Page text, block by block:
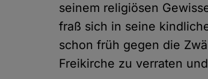
seinem religiösen
fraß sich in seine
schon früh gegen die
Freikirche zu verraten